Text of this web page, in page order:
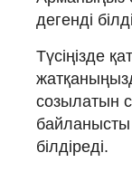
дегенді
Түсіңізде
созылатын
білдіреді.